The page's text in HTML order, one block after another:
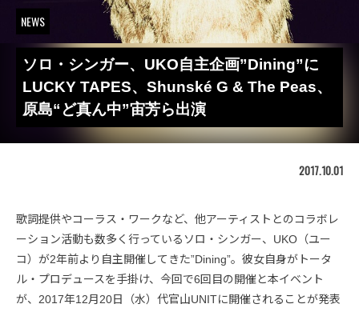
NEWS
ソロ・シンガー、UKO自主企画”Dining”に
LUCKY TAPES、Shunské G & The Peas、
原島“ど真ん中”宙芳ら出演
2017.10.01
歌詞提供やコーラス・ワークなど、他アーティストとのコラボレ
ーション活動も数多く行っているソロ・シンガー、UKO（ユー
コ）が2年前より自主開催してきた”Dining”。彼女自身がトータ
ル・プロデュースを手掛け、今回で6回目の開催と本イベント
が、2017年12月20日（水）代官山UNITに開催されることが発表